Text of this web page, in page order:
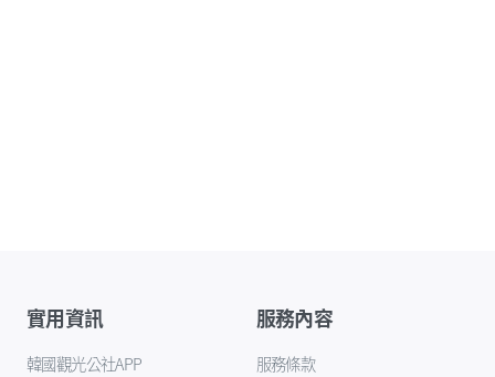
實用資訊
韓國觀光公社APP
服務內容
服務條款